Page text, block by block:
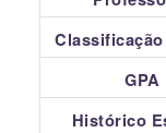
GPA
Histórico